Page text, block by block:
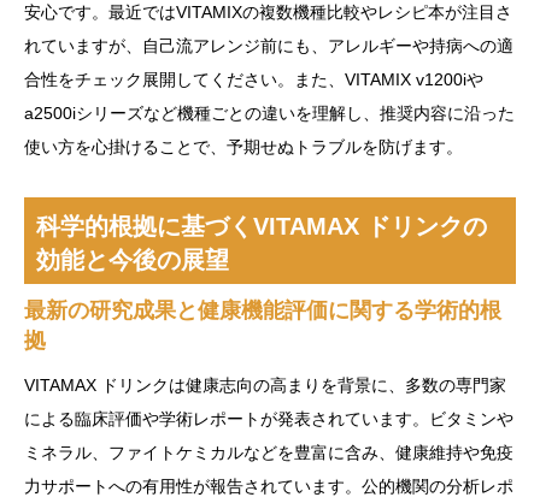
安心です。最近ではVITAMIXの複数機種比較やレシピ本が注目さ
れていますが、自己流アレンジ前にも、アレルギーや持病への適
合性をチェック展開してください。また、VITAMIX v1200iや
a2500iシリーズなど機種ごとの違いを理解し、推奨内容に沿った
使い方を心掛けることで、予期せぬトラブルを防げます。
科学的根拠に基づくVITAMAX ドリンクの
効能と今後の展望
最新の研究成果と健康機能評価に関する学術的根
拠
VITAMAX ドリンクは健康志向の高まりを背景に、多数の専門家
による臨床評価や学術レポートが発表されています。ビタミンや
ミネラル、ファイトケミカルなどを豊富に含み、健康維持や免疫
力サポートへの有用性が報告されています。公的機関の分析レポ